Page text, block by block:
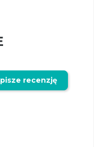
recenzję